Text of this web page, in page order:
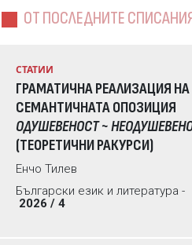
ОТ ПОСЛЕДНИТЕ
СТАТИИ
ГРАМАТИЧНА РЕАЛИЗАЦИЯ НА
СЕМАНТИЧНАТА ОПОЗИЦИЯ
ОДУШЕВЕНОСТ ~
(ТЕОРЕТИЧНИ РАКУРСИ)
Енчо Тилев
Български език и литература -
2026 / 4